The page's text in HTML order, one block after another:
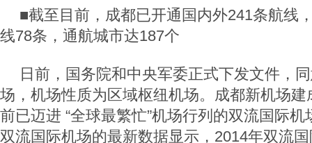
■截至目前，成都已开通国内外241条航线
线78条，通航城市达187个
日前，国务院和中央军委正式下发文件，
场，机场性质为区域枢纽机场。成都新机场
前已迈进 “全球最繁忙”机场行列的双流国际
双流国际机场的最新数据显示，2014年双流